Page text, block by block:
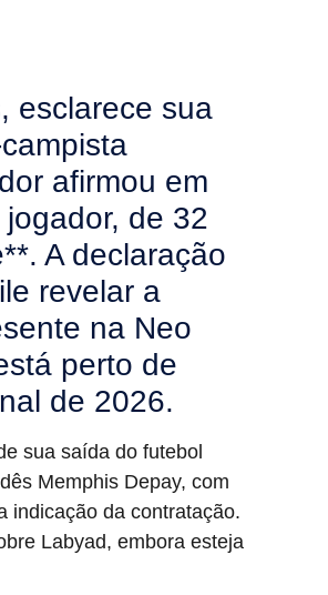
esclarece sua
afirmou em
de 32
A declaração
revelar a
na Neo
perto de
de 2026.
sua saída do futebol
Memphis Depay, com
indicação da contratação.
Labyad, embora esteja